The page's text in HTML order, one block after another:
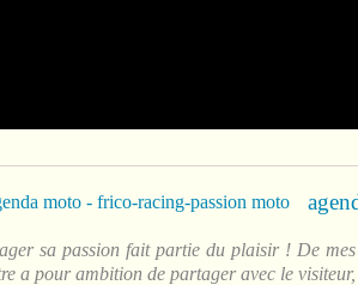
sa passion fait partie du plaisir ! De
a pour ambition de partager avec le